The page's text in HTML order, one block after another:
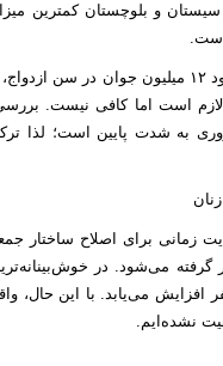
سیستان و بلوچستان کمترین
رئیسی با اشاره به وجود ۱۲
است اما کافی نیست.
به شدت پایین است؛ لذا
میلیون نفر افزایش می‌یابد. با
نشده‌ایم.